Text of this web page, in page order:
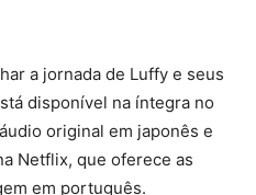
a jornada de Luffy e seus
disponível na íntegra no
original em japonês e
Netflix, que oferece as
em português.